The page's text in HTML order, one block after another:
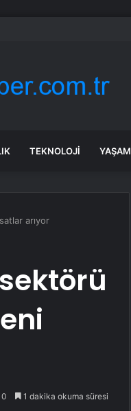
TEKNOLOJI YAŞAM
arıyor
0 1 dakika okuma süresi